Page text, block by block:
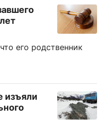
его родственник
изъяли